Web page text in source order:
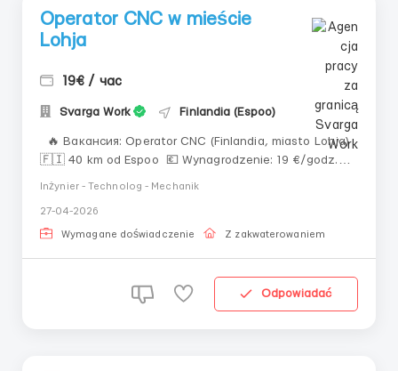
Operator CNC w mieście
Lohja
19€ / час
Svarga Work Finlandia (Espoo)
🇫🇮 40 km od Espoo 💶 Wynagrodzenie: 19 €/godz.
(Fanuc) ⚙️ Znajomość języka: angielski lub fiński 🇬🇧
🇫🇮 Umiejętności programowania F...
Inżynier - Technolog - Mechanik
27-04-2026
Wymagane doświadczenie Z zakwaterowaniem
Odpowiadać